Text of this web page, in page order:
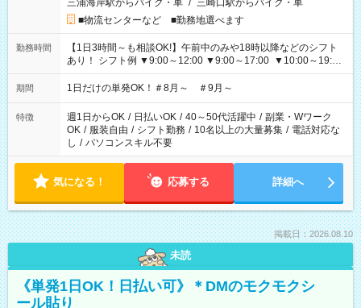
三浦海岸駅からバイク・車 / 三崎口駅からバイク・車
■物流センターなど ■勤務地選べます
勤務時間
【1日3時間～も相談OK!】午前中のみや18時以降などのシフト
あり！ シフト例 ▼9:00～12:00 ▼9:00～17:00 ▼10:00～19:00
▼18:00～21:00
期間 1日だけの単発OK！＃8月～ ＃9月～
特徴 週1日からOK / 日払いOK / 40～50代活躍中 / 副業・Wワーク
OK / 服装自由 / シフト勤務 / 10名以上の大量募集 / 電話対応な
し / パソコンスキル不要
気になる！ 応募する 詳細へ
掲載日：2026.08.10
未読
《単発1日OK！日払い可》＊DMのモクモクシ
ール貼り